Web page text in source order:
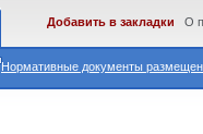
Нормативные документы
Добавить в закладки О